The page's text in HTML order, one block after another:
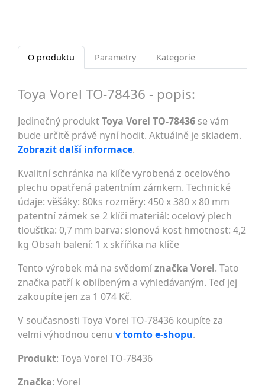
O produktu Parametry Kategorie
Toya Vorel TO-78436 - popis:
Jedinečný produktToya Vorel TO-78436 se vám
bude určitě právě nyní hodit. Aktuálně je skladem.
Zobrazit další informace.
Kvalitní schránka na klíče vyrobená z ocelového
plechu opatřená patentním zámkem. Technické
údaje: věšáky: 80ks rozměry: 450 x 380 x 80 mm
patentní zámek se 2 klíči materiál: ocelový plech
tloušťka: 0,7 mm barva: slonová kost hmotnost: 4,2
kg Obsah balení: 1 x skříňka na klíče
Tento výrobek má na svědomíznačka Vorel. Tato
značka patří k oblíbeným a vyhledávaným. Teď jej
zakoupíte jen za 1 074 Kč.
V současnosti Toya Vorel TO-78436 koupíte za
velmi výhodnou cenu v tomto e-shopu.
Produkt: Toya Vorel TO-78436
Značka: Vorel